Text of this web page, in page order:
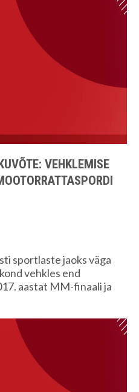
VEHKLEMISE
sportlaste jaoks väga
vehkles end
aastat MM-finaali ja